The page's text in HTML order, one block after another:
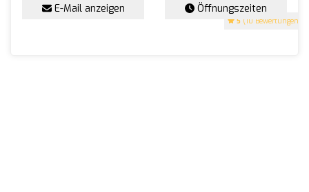
5 (10 Bewertungen)
E-Mail anzeigen Öffnungszeiten